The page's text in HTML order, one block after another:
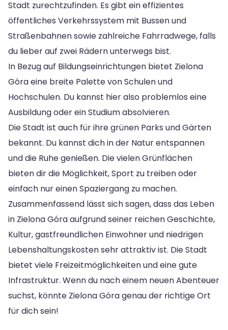
Stadt zurechtzufinden. Es gibt ein effizientes
öffentliches Verkehrssystem mit Bussen und
Straßenbahnen sowie zahlreiche Fahrradwege, falls
du lieber auf zwei Rädern unterwegs bist.
In Bezug auf Bildungseinrichtungen bietet Zielona
Góra eine breite Palette von Schulen und
Hochschulen. Du kannst hier also problemlos eine
Ausbildung oder ein Studium absolvieren.
Die Stadt ist auch für ihre grünen Parks und Gärten
bekannt. Du kannst dich in der Natur entspannen
und die Ruhe genießen. Die vielen Grünflächen
bieten dir die Möglichkeit, Sport zu treiben oder
einfach nur einen Spaziergang zu machen.
Zusammenfassend lässt sich sagen, dass das Leben
in Zielona Góra aufgrund seiner reichen Geschichte,
Kultur, gastfreundlichen Einwohner und niedrigen
Lebenshaltungskosten sehr attraktiv ist. Die Stadt
bietet viele Freizeitmöglichkeiten und eine gute
Infrastruktur. Wenn du nach einem neuen Abenteuer
suchst, könnte Zielona Góra genau der richtige Ort
für dich sein!